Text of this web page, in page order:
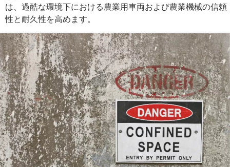
は、過酷な環境下における農業用車両および農業機械の信頼
性と耐久性を高めます。